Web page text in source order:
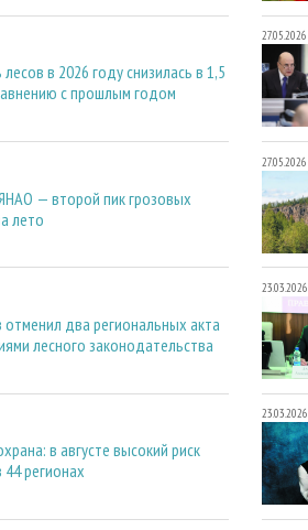
в 2026 году снизилась в 1,5
с прошлым годом
— второй пик грозовых
лето
отменил два региональных акта
лесного законодательства
в августе высокий риск
регионах
27.05.2026
27.05.2026
23.03.2026
23.03.2026